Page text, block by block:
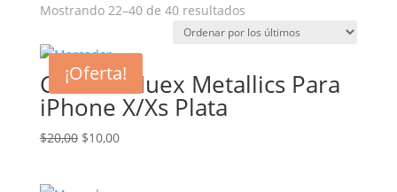
Mostrando 22–40 de 40 resultadosOrdenado
por
¡Oferta!
Carcasa Huex Metallics Para
iPhone X/Xs Plata
$20,00 El
$10,00El